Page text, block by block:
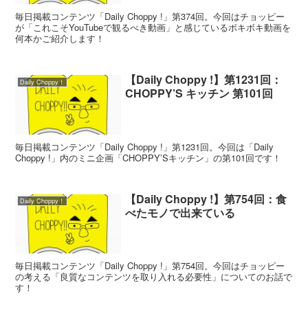
毎日掲載コンテンツ「Daily Choppy !」第374回。今回はチョッピー
が「これこそYouTubeで観るべき動画」と感じているボキボキ動画を
何本かご紹介します！
Daily Choppy！
【Daily Choppy !】第1231回：
CHOPPY’S キッチン 第101回
毎日掲載コンテンツ「Daily Choppy !」第1231回。今回は「Daily
Choppy !」内のミニ企画「CHOPPY’Sキッチン」の第101回です！
Daily Choppy！
【Daily Choppy !】第754回：食
べたモノで出来ている
毎日掲載コンテンツ「Daily Choppy !」第754回。今回はチョッピー
の考える「良質なコンテンツを取り入れる必要性」についてのお話で
す！